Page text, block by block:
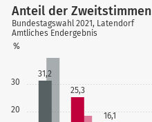
20
30
%
31,2
25,3
16,1
Anteil der Zweitstimmen
Bundestagswahl 2021, Latendorf
Amtliches Endergebnis